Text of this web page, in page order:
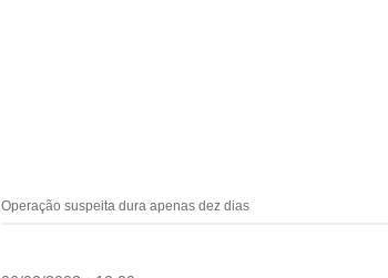
Operação suspeita dura apenas dez dias